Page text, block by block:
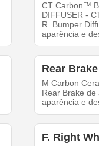
CT Carbon™
DIFFUSER -
R. Bumper
aparência e
Rear Brake
M Carbon
Rear Brake
aparência e
F. Right